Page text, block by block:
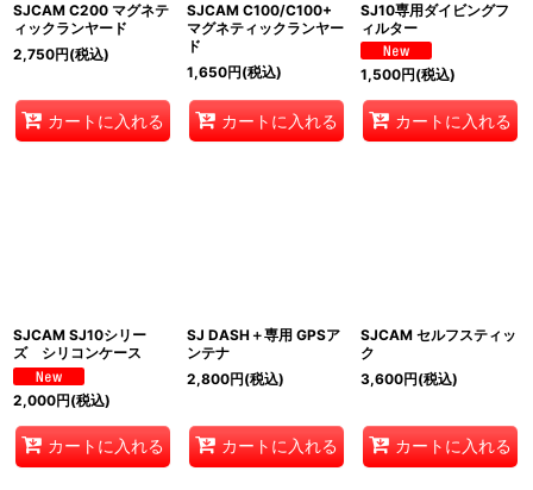
SJCAM C200 マグネテ
ィックランヤード
2,750円(税込)
カートに入れる
SJCAM C100/C100+
マグネティックランヤー
ド
1,650円(税込)
カートに入れる
SJ10専用ダイビングフ
ィルター
1,500円(税込)
カートに入れる
SJCAM SJ10シリー
ズ シリコンケース
2,000円(税込)
カートに入れる
SJ DASH＋専用 GPSア
ンテナ
2,800円(税込)
カートに入れる
SJCAM セルフスティッ
ク
3,600円(税込)
カートに入れる